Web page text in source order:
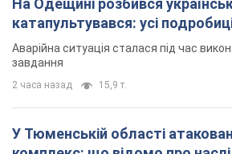
На Одещині розбився
катапультувався: усі
Аварійна ситуація сталася під час
завдання
2 часа назад 15,9 т.
У Тюменській області